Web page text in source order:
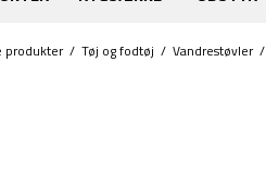
produkter/ Tøj og fodtøj / Vandrestøvler/